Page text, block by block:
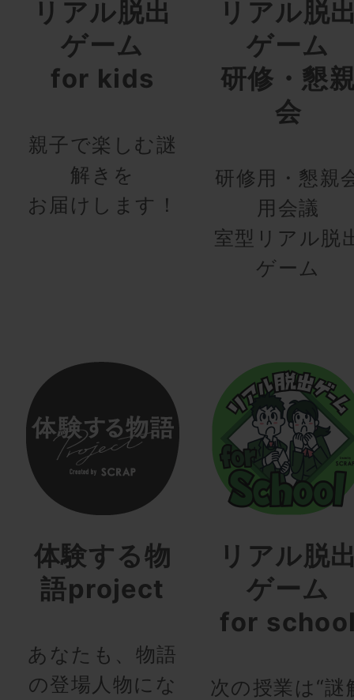
リアル脱出
ゲーム
for kids
親子で楽しむ謎
解きを
お届けします！
リアル脱
ゲーム
研修・懇
会
研修用・懇親
用会議
室型リアル脱
ゲーム
体験する物
語project
あなたも、物語
の登場人物にな
リアル脱
ゲーム
for
次の授業は“謎